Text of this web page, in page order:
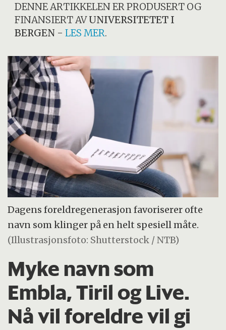
DENNE ARTIKKELEN ER PRODUSERT OG
FINANSIERT AVUNIVERSITETET I
BERGEN -LES MER.
Dagens foreldregenerasjon favoriserer ofte
navn som klinger på en helt spesiell måte.
(Illustrasjonsfoto: Shutterstock / NTB)
Myke navn som
Embla, Tiril og Live.
Nå vil foreldre vil gi